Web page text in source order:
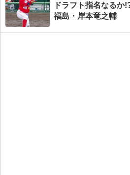
ドラフト指名なる
福島・岸本竜之輔